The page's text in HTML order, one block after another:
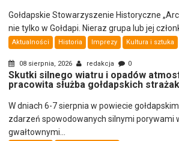
Gołdapskie Stowarzyszenie Historyczne
nie tylko w Gołdapi. Nieraz grupa lub jej
Aktualności Historia Imprezy Kultura i sztuka
08 sierpnia, 2026 redakcja 0
Skutki silnego wiatru i opadów
pracowita służba gołdapskich
W dniach 6-7 sierpnia w powiecie
zdarzeń spowodowanych silnymi porywami
gwałtownymi...